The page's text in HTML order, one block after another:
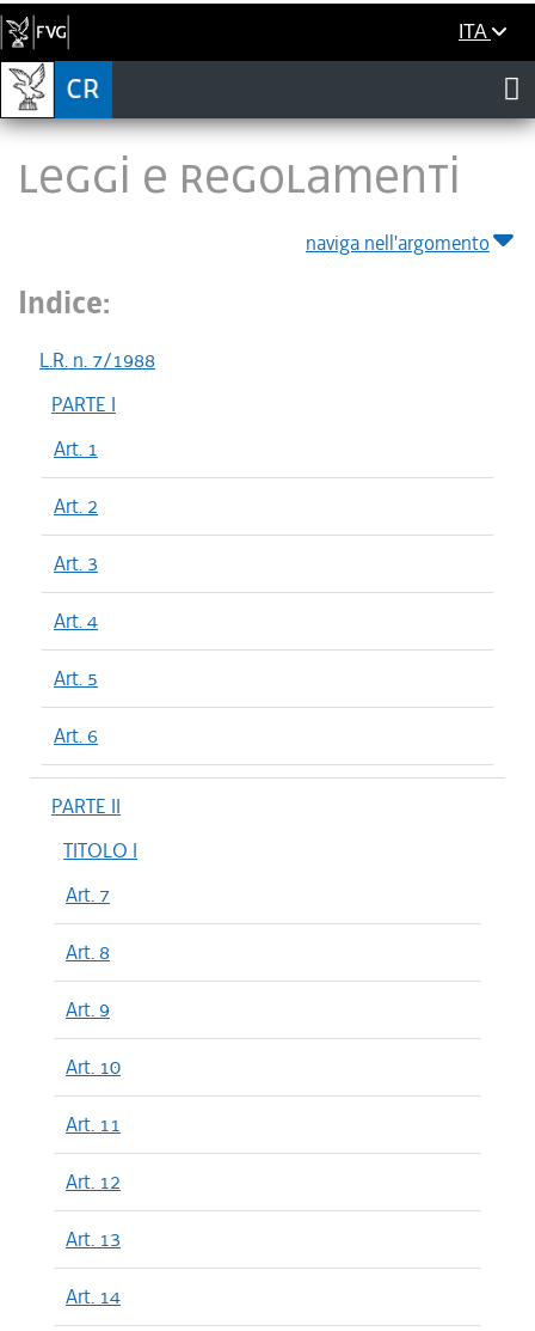
ITA
LEGGI E REGOLAMENTI
naviga nell'argomento
Indice:
L.R. n. 7/1988
PARTE I
Art. 1
Art. 2
Art. 3
Art. 4
Art. 5
Art. 6
PARTE II
TITOLO I
Art. 7
Art. 8
Art. 9
Art. 10
Art. 11
Art. 12
Art. 13
Art. 14